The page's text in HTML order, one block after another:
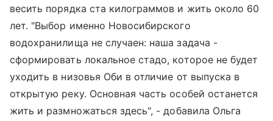
весить порядка ста килограммов и жить около 60
лет. "Выбор именно Новосибирского
водохранилища не случаен: наша задача -
сформировать локальное стадо, которое не будет
уходить в низовья Оби в отличие от выпуска в
открытую реку. Основная часть особей останется
жить и размножаться здесь", - добавила Ольга